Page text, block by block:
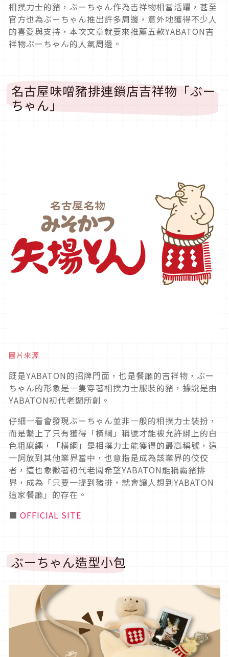
相撲力士的豬，ぶーちゃん作為吉祥物相當活躍，甚至
官方也為ぶーちゃん推出許多周邊，意外地獲得不少人
的喜愛與支持，本次文章就要來推薦五款YABATON吉
祥物ぶーちゃん的人氣周邊。
名古屋味噌豬排連鎖店吉祥物「ぶー
ちゃん」
圖片來源
既是YABATON的招牌門面，也是餐廳的吉祥物，ぶー
ちゃん的形象是一隻穿著相撲力士服裝的豬，據說是由
YABATON初代老闆所創。
仔細一看會發現ぶーちゃん並非一般的相撲力士裝扮，
而是繫上了只有獲得「橫綱」稱號才能被允許綁上的白
色粗麻繩，「橫綱」是相撲力士能獲得的最高稱號，這
一詞放到其他業界當中，也意指是成為該業界的佼佼
者，這也象徵著初代老闆希望YABATON能稱霸豬排
界，成為「只要一提到豬排，就會讓人想到YABATON
這家餐廳」的存在。
■ OFFICIAL SITE
ぶーちゃん造型小包